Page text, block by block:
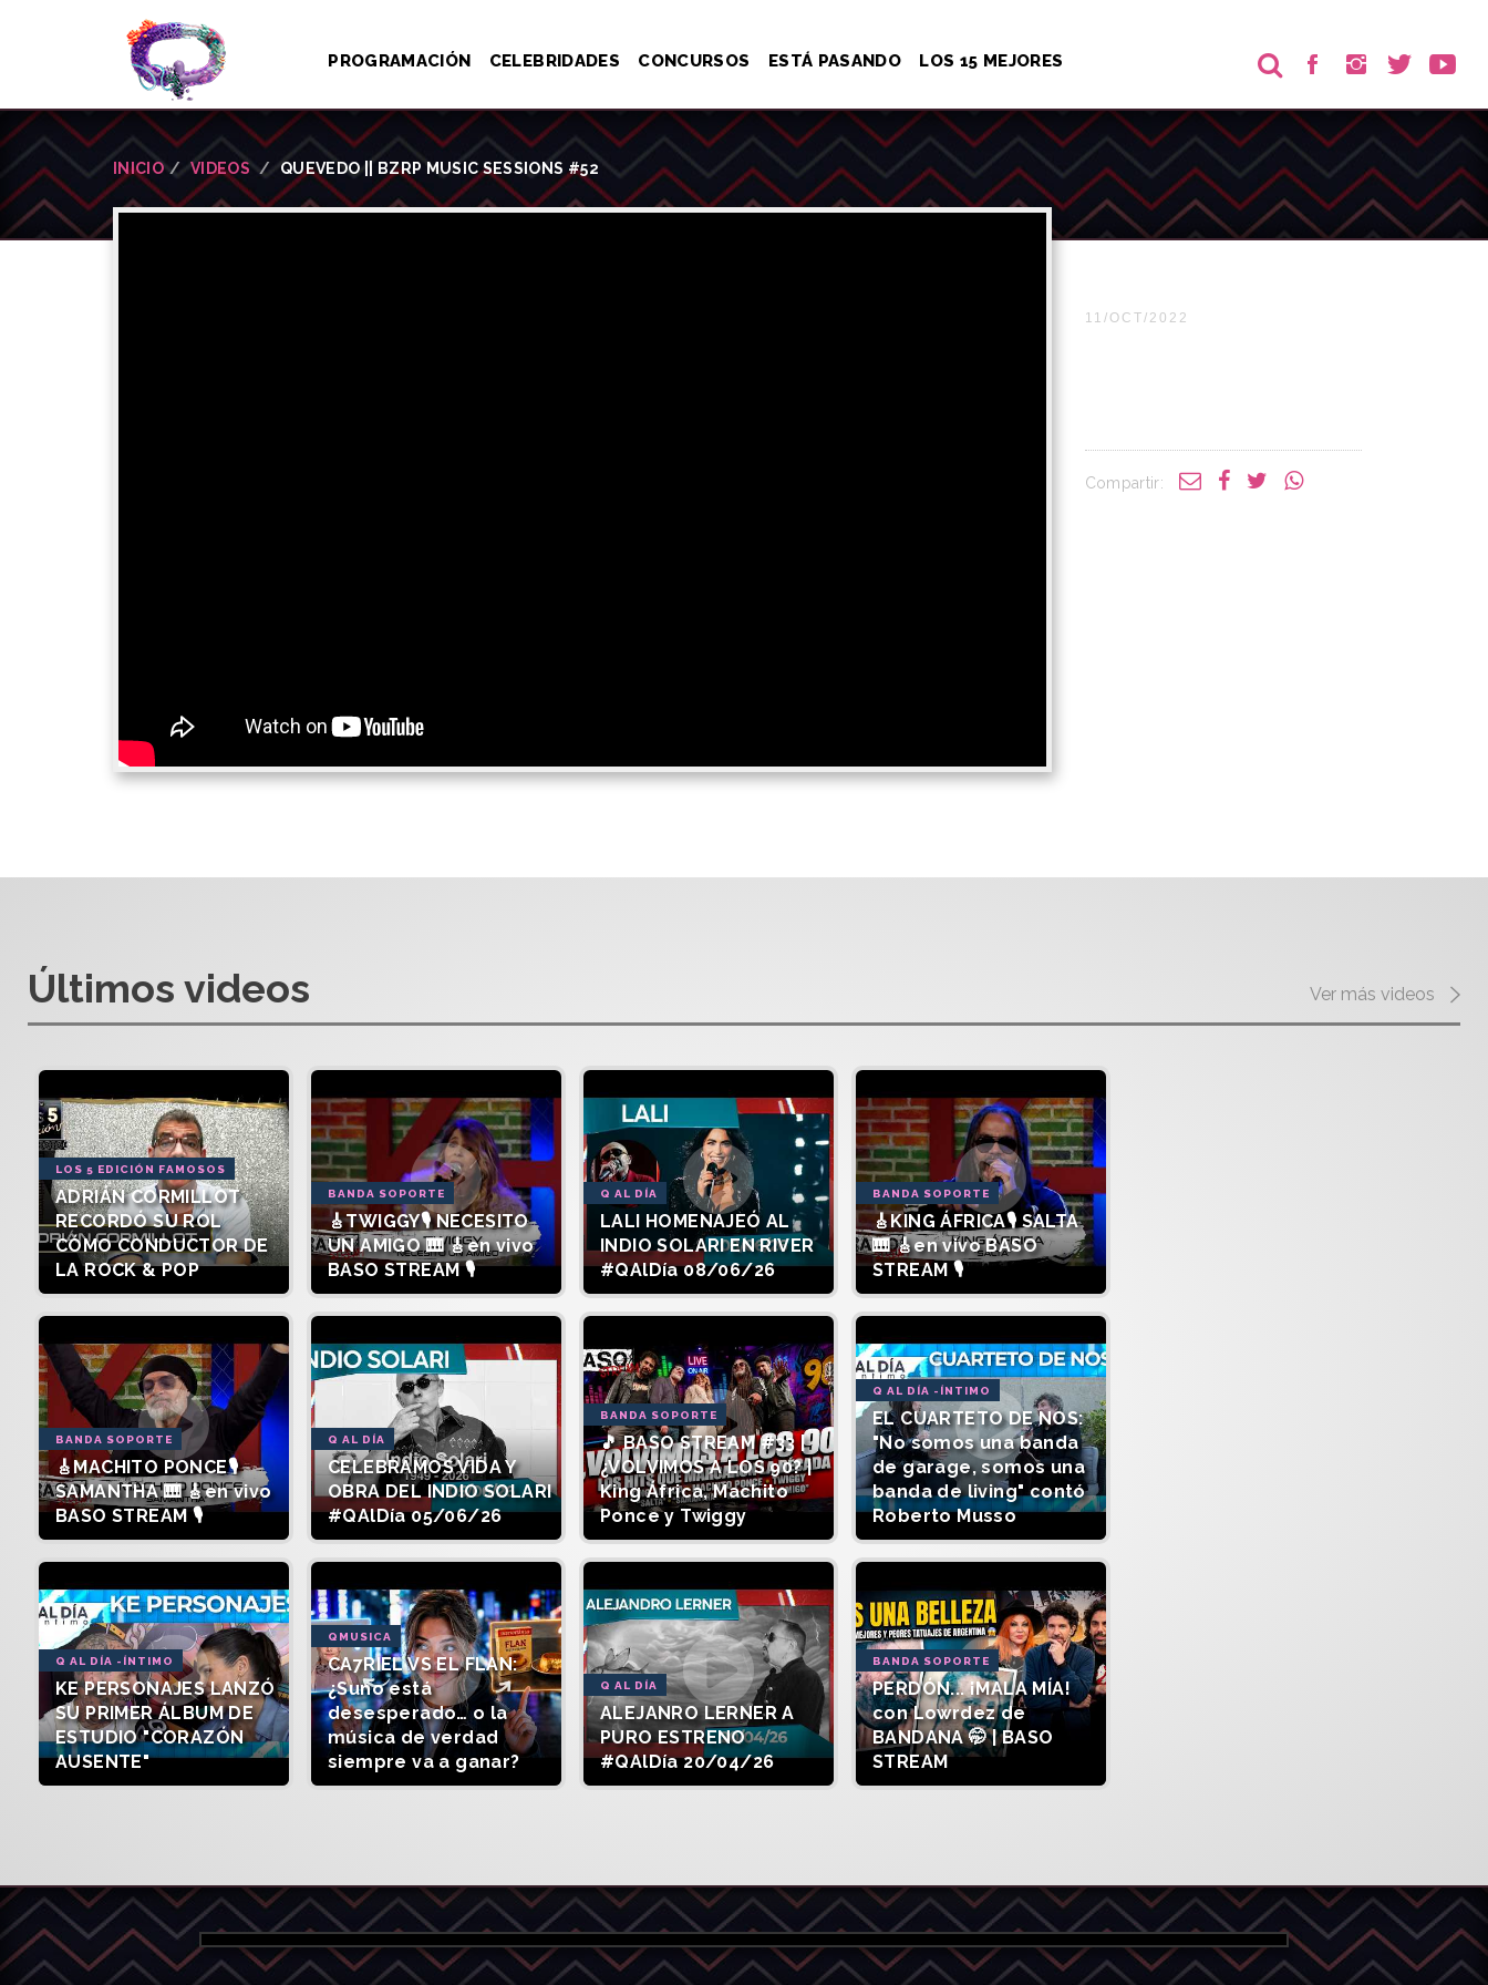
PROGRAMACIÓN CELEBRIDADES CONCURSOS ESTÁ PASANDO LOS 15 MEJORES
INICIO VIDEOS QUEVEDO || BZRP MUSIC SESSIONS #52
11/OCT/2022
Compartir:
Últimos videos Ver más videos
LOS 5 EDICIÓN FAMOSOS
ADRIÁN CORMILLOT
RECORDÓ SU ROL
CÓMO CONDUCTOR DE
LA ROCK & POP
BANDA SOPORTE
🎸TWIGGY🎙️ NECESITO
UN AMIGO 🎹 🎸en vivo
BASO STREAM 🎙️
Q AL DÍA
LALI HOMENAJEÓ AL
INDIO SOLARI EN RIVER
#QAlDía 08/06/26
BANDA SOPORTE
🎸KING ÁFRICA🎙️ SALTA
🎹 🎸en vivo BASO
STREAM 🎙️
BANDA SOPORTE
🎸MACHITO PONCE🎙️
SAMANTHA 🎹 🎸en vivo
BASO STREAM 🎙️
Q AL DÍA
CELEBRAMOS VIDA Y
OBRA DEL INDIO SOLARI
#QAlDía 05/06/26
BANDA SOPORTE
🎵 BASO STREAM #33 |
¿VOLVIMOS A LOS 90? |
King África, Machito
Ponce y Twiggy
Q AL DÍA -ÍNTIMO
EL CUARTETO DE NOS:
"No somos una banda
de garage, somos una
banda de living" contó
Roberto Musso
Q AL DÍA -ÍNTIMO
KE PERSONAJES LANZÓ
SU PRIMER ÁLBUM DE
ESTUDIO "CORAZÓN
AUSENTE"
QMUSICA
CA7RIEL VS EL FLAN:
¿Suno está
desesperado… o la
música de verdad
siempre va a ganar?
Q AL DÍA
ALEJANRO LERNER A
PURO ESTRENO
#QAlDía 20/04/26
BANDA SOPORTE
PERDÓN... ¡MALA MÍA!
con Lowrdez de
BANDANA 🤭 | BASO
STREAM